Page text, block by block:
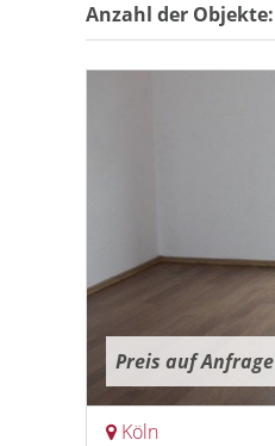
Anzahl der Objekte:
Preis auf Anfrage
Köln